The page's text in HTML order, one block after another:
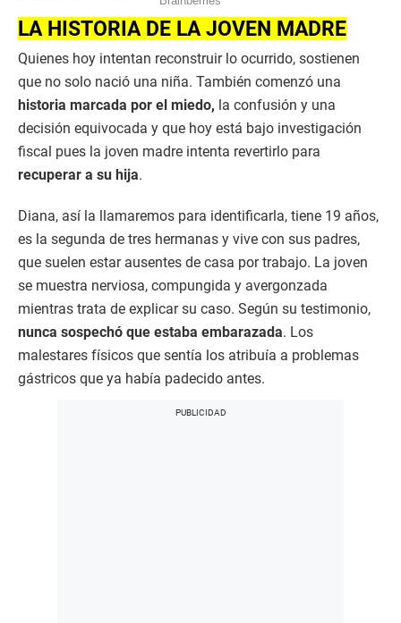
LA HISTORIA DE LA JOVEN MADRE
Quienes hoy intentan reconstruir lo ocurrido, sostienen
que no solo nació una niña. También comenzó una
historia marcada por el miedo, la confusión y una
decisión equivocada y que hoy está bajo investigación
fiscal pues la joven madre intenta revertirlo para
recuperar a su hija.
Diana, así la llamaremos para identificarla, tiene 19 años,
es la segunda de tres hermanas y vive con sus padres,
que suelen estar ausentes de casa por trabajo. La joven
se muestra nerviosa, compungida y avergonzada
mientras trata de explicar su caso. Según su testimonio,
nunca sospechó que estaba embarazada. Los
malestares físicos que sentía los atribuía a problemas
gástricos que ya había padecido antes.